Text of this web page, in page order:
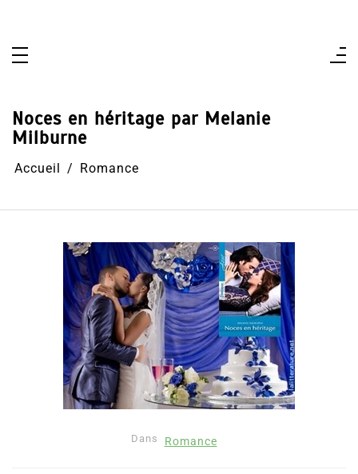
Noces en héritage par Melanie
Milburne
Accueil Romance
Dans Romance